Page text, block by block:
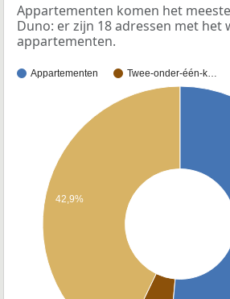
Appartementen komen het
Duno: er zijn 18 adressen met het
appartementen.
Appartementen Twee-onder-één-k…
42,9%